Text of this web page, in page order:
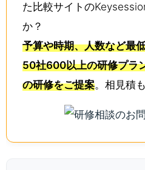
た比較サイトの
か？
予算や時期、人数など最
50社600以上の研修プラ
の研修をご提案。相見積